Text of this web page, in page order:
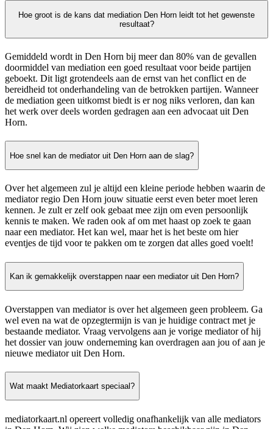
Hoe groot is de kans dat mediation Den Horn leidt tot het gewenste
resultaat?
Gemiddeld wordt in Den Horn bij meer dan 80% van de gevallen
doormiddel van mediation een goed resultaat voor beide partijen
geboekt. Dit ligt grotendeels aan de ernst van het conflict en de
bereidheid tot onderhandeling van de betrokken partijen. Wanneer
de mediation geen uitkomst biedt is er nog niks verloren, dan kan
het werk over deels worden gedragen aan een advocaat uit Den
Horn.
Hoe snel kan de mediator uit Den Horn aan de slag?
Over het algemeen zul je altijd een kleine periode hebben waarin de
mediator regio Den Horn jouw situatie eerst even beter moet leren
kennen. Je zult er zelf ook gebaat mee zijn om even persoonlijk
kennis te maken. We raden ook af om met haast op zoek te gaan
naar een mediator. Het kan wel, maar het is het beste om hier
eventjes de tijd voor te pakken om te zorgen dat alles goed voelt!
Kan ik gemakkelijk overstappen naar een mediator uit Den Horn?
Overstappen van mediator is over het algemeen geen probleem. Ga
wel even na wat de opzegtermijn is van je huidige contract met je
bestaande mediator. Vraag vervolgens aan je vorige mediator of hij
het dossier van jouw onderneming kan overdragen aan jou of aan je
nieuwe mediator uit Den Horn.
Wat maakt Mediatorkaart speciaal?
mediatorkaart.nl opereert volledig onafhankelijk van alle mediators